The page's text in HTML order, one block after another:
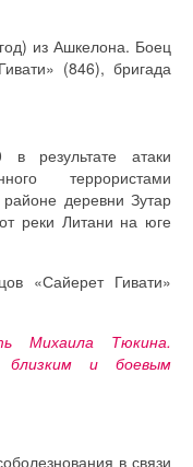
из Ашкелона. Боец
(846), бригада
результате атаки
террористами
деревни Зутар
реки Литани на юге
«Сайерет Гивати»
Михаила Тюкина.
близким и боевым
в связи